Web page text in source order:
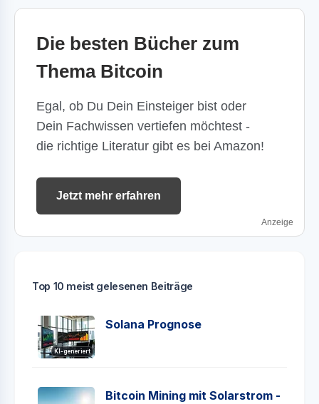
Die besten Bücher zum
Thema Bitcoin
Egal, ob Du Dein Einsteiger bist oder
Dein Fachwissen vertiefen möchtest -
die richtige Literatur gibt es bei Amazon!
Jetzt mehr erfahren
Anzeige
Top 10 meist gelesenen Beiträge
KI-generiert
Solana Prognose
Bitcoin Mining mit Solarstrom -